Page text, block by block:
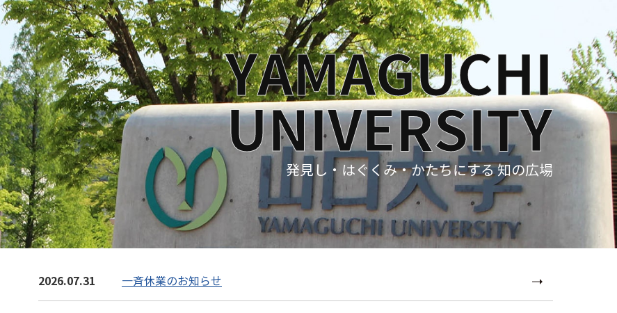
YAMAGUCHI
UNIVERSITY
発見し・はぐくみ・かたちにする 知の広場
2026.07.31 一斉休業のお知らせ